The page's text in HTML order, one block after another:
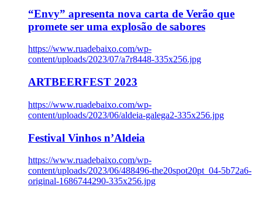
“Envy” apresenta nova carta de Verão que
promete ser uma explosão de sabores
https://www.ruadebaixo.com/wp-
content/uploads/2023/07/a7r8448-335x256.jpg
ARTBEERFEST 2023
https://www.ruadebaixo.com/wp-
content/uploads/2023/06/aldeia-galega2-335x256.jpg
Festival Vinhos n’Aldeia
https://www.ruadebaixo.com/wp-
content/uploads/2023/06/488496-the20spot20pt_04-5b72a6-
original-1686744290-335x256.jpg